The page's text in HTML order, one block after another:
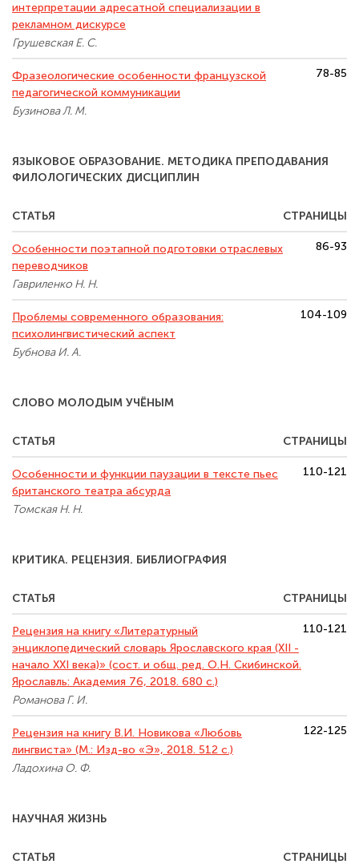
интерпретации адресатной специализации в
рекламном дискурсе
Грушевская Е. С.
Фразеологические особенности французской
педагогической коммуникации
Бузинова Л. М.
78-85
ЯЗЫКОВОЕ ОБРАЗОВАНИЕ. МЕТОДИКА ПРЕПОДАВАНИЯ
ФИЛОЛОГИЧЕСКИХ ДИСЦИПЛИН
СТАТЬЯ СТРАНИЦЫ
Особенности поэтапной подготовки отраслевых
переводчиков
Гавриленко Н. Н.
86-93
Проблемы современного образования:
психолингвистический аспект
Бубнова И. А.
104-109
СЛОВО МОЛОДЫМ УЧЁНЫМ
СТАТЬЯ СТРАНИЦЫ
Особенности и функции паузации в тексте пьес
британского театра абсурда
Томская Н. Н.
110-121
КРИТИКА. РЕЦЕНЗИЯ. БИБЛИОГРАФИЯ
СТАТЬЯ СТРАНИЦЫ
Рецензия на книгу «Литературный
энциклопедический словарь Ярославского края (XII -
начало XXI века)» (сост. и общ. ред. О.Н. Скибинской.
Ярославль: Академия 76, 2018. 680 с.)
Романова Г. И.
110-121
Рецензия на книгу В.И. Новикова «Любовь
лингвиста» (М.: Изд-во «Э», 2018. 512 с.)
Ладохина О. Ф.
122-125
НАУЧНАЯ ЖИЗНЬ
СТАТЬЯ СТРАНИЦЫ